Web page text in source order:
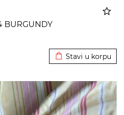
BURGUNDY
Stavi u korpu